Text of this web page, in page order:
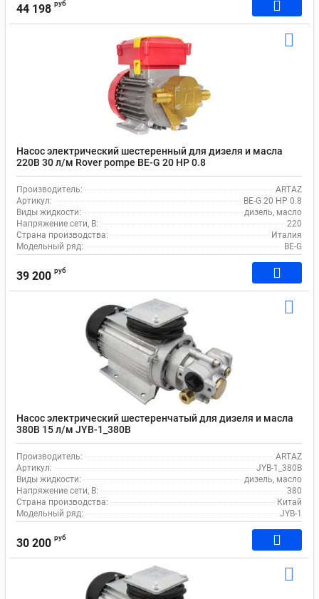
44 198 руб
Насос электрический шестеренный для дизеля и масла
220В 30 л/м Rover pompe BE-G 20 HP 0.8
Производитель:
ARTAZ
Артикул:
BE-G 20 HP 0.8
Виды жидкости:
дизель, масло
Напряжение сети, В:
220
Страна производства:
Италия
Модельный ряд:
BE-G
39 200 руб
Насос электрический шестеренчатый для дизеля и масла
380В 15 л/м JYB-1_380В
Производитель:
ARTAZ
Артикул:
JYB-1_380В
Виды жидкости:
дизель, масло
Напряжение сети, В:
380
Страна производства:
Китай
Модельный ряд:
JYB-1
30 200 руб